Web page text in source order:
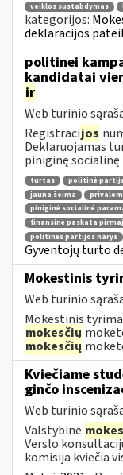
veiklos sustabdymas
kategorijos:
deklaracijos
politinei
kandidatai
ir
Web turinio
Registracijos
Deklaruojamas
piniginę socialinę
turtas politinė
jauna šeima
piniginė socialinė
finansinė paskata
politinės partijos narys
Gyventojų turto
Mokestinis
Web turinio
Mokestinis
mokesčių
mokesčių
Kviečiame
ginčo
Web turinio
Valstybinė
Verslo
komisija kviečia